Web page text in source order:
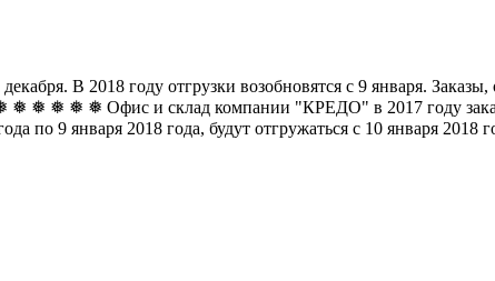
В 2018 году отгрузки возобновятся с 9 января. Заказы,
❅ ❅ ❅ ❅ ❅ Офис и склад компании "КРЕДО" в 2017 году
по 9 января 2018 года, будут отгружаться с 10 января